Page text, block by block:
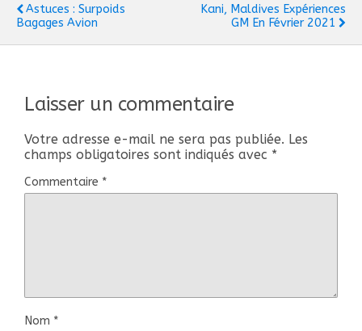
Astuces : Surpoids
Bagages Avion
Kani, Maldives Expériences
GM En Février 2021
Laisser un commentaire
Votre adresse e-mail ne sera pas publiée. Les
champs obligatoires sont indiqués avec *
Commentaire *
Nom *